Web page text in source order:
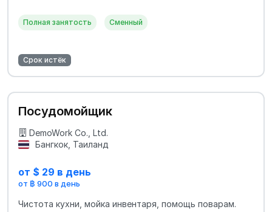
Полная занятость Сменный
Срок истёк
Посудомойщик
DemoWork Co., Ltd.
Бангкок, Таиланд
от $ 29 в день
от ฿ 900 в день
Чистота кухни, мойка инвентаря, помощь поварам.